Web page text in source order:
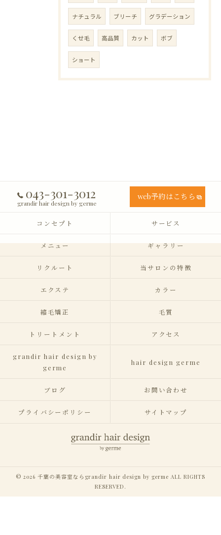
ナチュラル ブリーチ グラデーション
くせ毛 高品質 カット ボブ
ショート
043-301-3012
grandir hair design by germe
web予約はこちら
コンセプト サービス
メニュー ギャラリー
リクルート 当サロンの特徴
エクステ カラー
縮毛矯正 毛質
トリートメント アクセス
grandir hair design by
germe
hair design germe
ブログ お問い合わせ
プライバシーポリシー サイトマップ
© 2026 千葉の美容室ならgrandir hair design by germe ALL RIGHTS
RESERVED.